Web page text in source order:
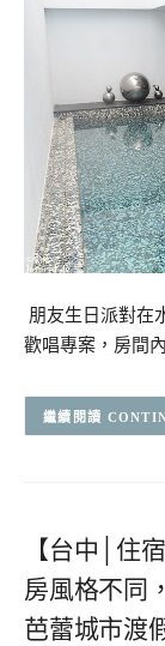
朋友生日派對在
歡唱專案，房間
【台中│住
房風格不同
芭蕾城市渡